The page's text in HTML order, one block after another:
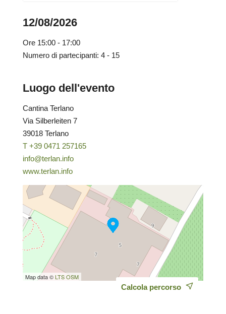
12/08/2026
Ore 15:00 - 17:00
Numero di partecipanti: 4 - 15
Luogo dell'evento
Cantina Terlano
Via Silberleiten 7
39018 Terlano
T +39 0471 257165
info@terlan.info
www.terlan.info
Map data ©LTSOSM
Calcola percorso